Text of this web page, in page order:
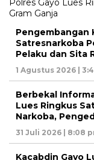
Pengembangan
Satresnarkoba
Pelaku dan Sita
1 Agustus 2026 |
Berbekal
Lues Ringkus
Narkoba,
31 Juli 2026 | 8:08
Kacabdin Gayo